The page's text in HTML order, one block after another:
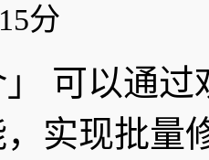
分
」 可以通
实现批量